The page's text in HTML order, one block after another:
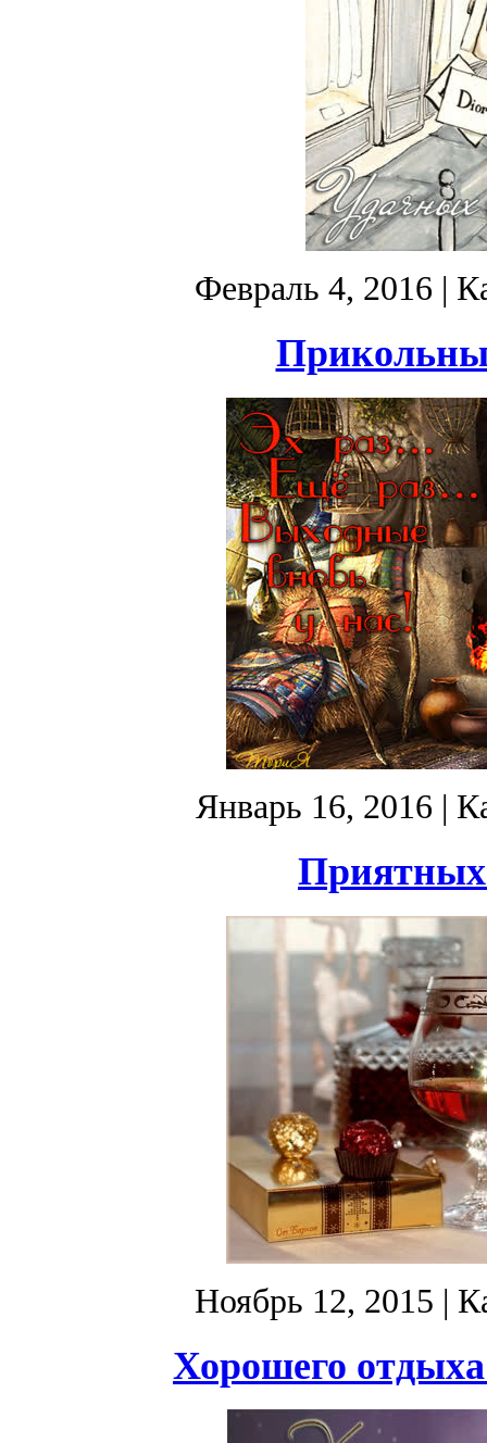
Февраль 4, 2016 |
Январь 16, 2016 |
Ноябрь 12, 2015 |
Хорошего